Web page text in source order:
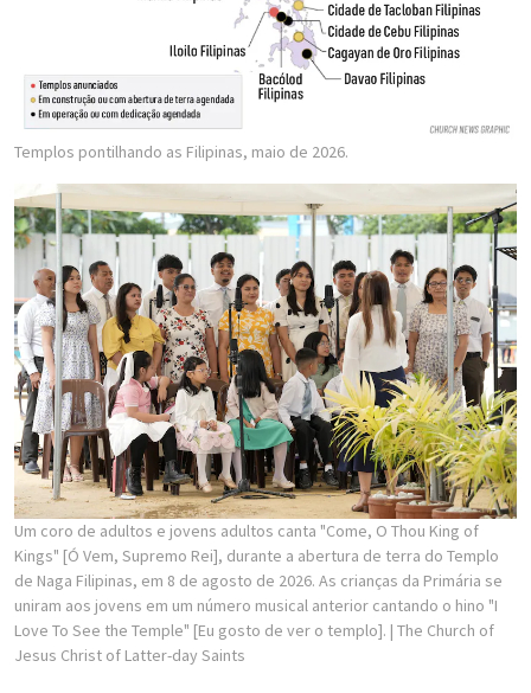
Templos pontilhando as Filipinas, maio de 2026.
Um coro de adultos e jovens adultos canta "Come, O Thou King of
Kings" [Ó Vem, Supremo Rei], durante a abertura de terra do Templo
de Naga Filipinas, em 8 de agosto de 2026. As crianças da Primária se
uniram aos jovens em um número musical anterior cantando o hino "I
Love To See the Temple" [Eu gosto de ver o templo]. | The Church of
Jesus Christ of Latter-day Saints